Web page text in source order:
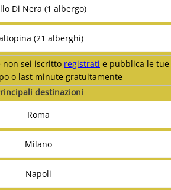
Di Nera (1 albergo)
(21 alberghi)
non sei iscritto registrati e pubblica le tue
o last minute gratuitamente
destinazioni
Roma
Milano
Napoli